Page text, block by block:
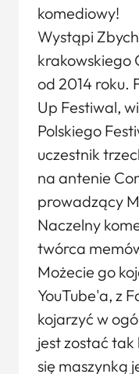
komediowy!
Wystąpi
krakowskiego
od 2014 roku.
Up Festiwal,
Polskiego
uczestnik
na antenie
prowadzący
Naczelny
twórca
Możecie go
YouTube'a, z
kojarzyć w
jest zostać
się maszynką